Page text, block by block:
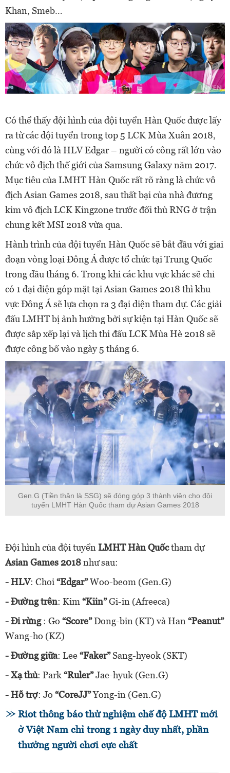
Khan, Smeb…
Có thể thấy đội hình của đội tuyển Hàn Quốc được lấy
ra từ các đội tuyển trong top 5 LCK Mùa Xuân 2018,
cùng với đó là HLV Edgar – người có công rất lớn vào
chức vô địch thế giới của Samsung Galaxy năm 2017.
Mục tiêu của LMHT Hàn Quốc rất rõ ràng là chức vô
địch Asian Games 2018, sau thất bại của nhà đương
kim vô địch LCK Kingzone trước đối thủ RNG ở trận
chung kết MSI 2018 vừa qua.
Hành trình của đội tuyển Hàn Quốc sẽ bắt đầu với giai
đoạn vòng loại Đông Á được tổ chức tại Trung Quốc
trong đầu tháng 6. Trong khi các khu vực khác sẽ chỉ
có 1 đại diện góp mặt tại Asian Games 2018 thì khu
vực Đông Á sẽ lựa chọn ra 3 đại diện tham dự. Các giải
đấu LMHT bị ảnh hưởng bởi sự kiện tại Hàn Quốc sẽ
được sắp xếp lại và lịch thi đấu LCK Mùa Hè 2018 sẽ
được công bố vào ngày 5 tháng 6.
Gen.G (Tiền thân là SSG) sẽ đóng góp 3 thành viên cho đội
tuyển LMHT Hàn Quốc tham dự Asian Games 2018
Đội hình của đội tuyển LMHT Hàn Quốctham dự
Asian Games 2018như sau:
- HLV: Choi “Edgar”Woo-beom (Gen.G)
- Đường trên: Kim “Kiin”Gi-in (Afreeca)
- Đi rừng: Go “Score”Dong-bin (KT) và Han “Peanut”
Wang-ho (KZ)
- Đường giữa: Lee“Faker”Sang-hyeok (SKT)
- Xạ thủ: Park“Ruler”Jae-hyuk (Gen.G)
- Hỗ trợ: Jo “CoreJJ”Yong-in (Gen.G)
Riot thông báo thử nghiệm chế độ LMHT mới
ở Việt Nam chỉ trong 1 ngày duy nhất, phần
thưởng người chơi cực chất